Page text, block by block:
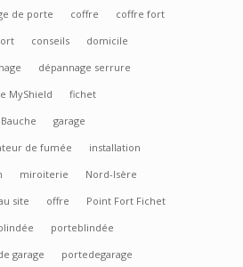
de porte
coffre
coffre fort
conseils
domicile
dépannage serrure
MyShield
fichet
garage
de fumée
installation
miroiterie
Nord-Isère
site
offre
Point Fort Fichet
porteblindée
garage
portedegarage